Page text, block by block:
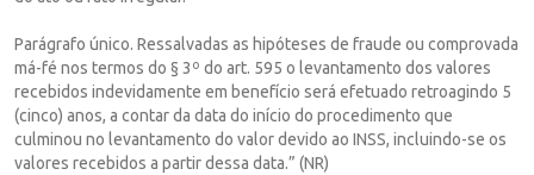
Parágrafo único. Ressalvadas as hipóteses de fraude ou comprovada
má-fé nos termos do § 3º do art. 595 o levantamento dos valores
recebidos indevidamente em benefício será efetuado retroagindo 5
(cinco) anos, a contar da data do início do procedimento que
culminou no levantamento do valor devido ao INSS, incluindo-se os
valores recebidos a partir dessa data.” (NR)